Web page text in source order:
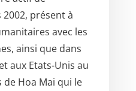
2002, présent à
avec les
ainsi que dans
aux Etats-Unis au
Hoa Mai qui le